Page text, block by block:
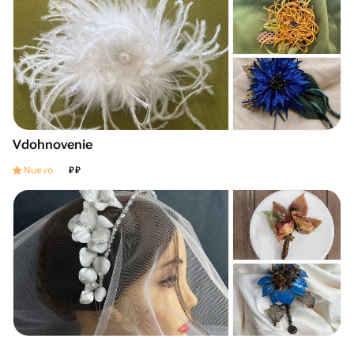
Vdohnovenie
Nuevo ₽₽